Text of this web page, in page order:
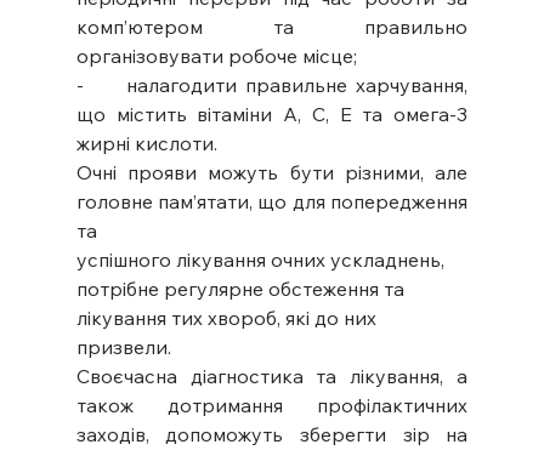
комп’ютером та правильно
організовувати робоче місце;
-     налагодити правильне харчування,
що містить вітаміни А, С, Е та омега-3
жирні кислоти.
Очні прояви можуть бути різними, але
головне пам’ятати, що для попередження
та
успішного лікування очних ускладнень,
потрібне регулярне обстеження та
лікування тих хвороб, які до них
призвели.
Своєчасна діагностика та лікування, а
також дотримання профілактичних
заходів, допоможуть зберегти зір на